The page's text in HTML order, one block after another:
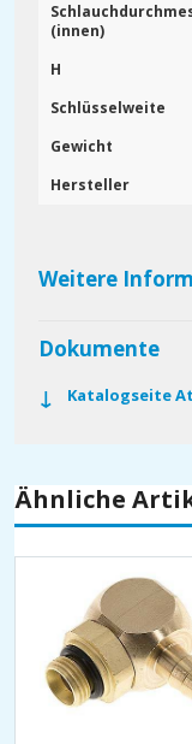
(innen)
H
Schlüsselweite
Gewicht
Hersteller
Weitere
Dokumente
Katalogseite
Ähnliche